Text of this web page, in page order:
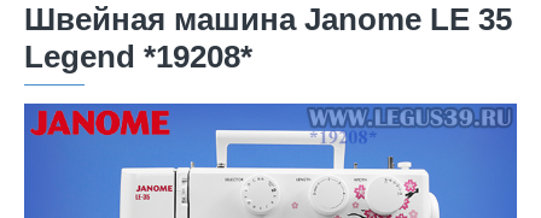
Швейная машина Janome LE 35
Legend *19208*